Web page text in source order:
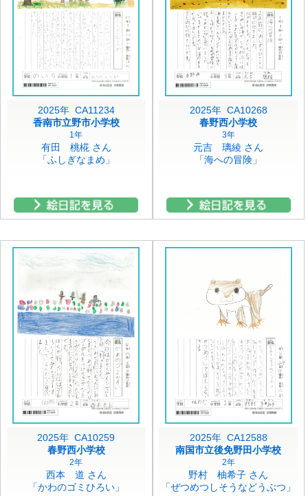
2025年 CA11234
香南市立野市小学校
1年
有田 桃椛 さん
「ふしぎなまめ」
2025年 CA10268
春野西小学校
3年
元吉 璃綾 さん
「海への冒険」
2025年 CA10259
春野西小学校
2年
西本 道 さん
「かわのゴミひろい」
2025年 CA12588
南国市立後免野田小学校
2年
野村 柚希子 さん
「ぜつめつしそうなどうぶつ」